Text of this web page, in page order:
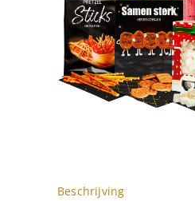
Beschrijving